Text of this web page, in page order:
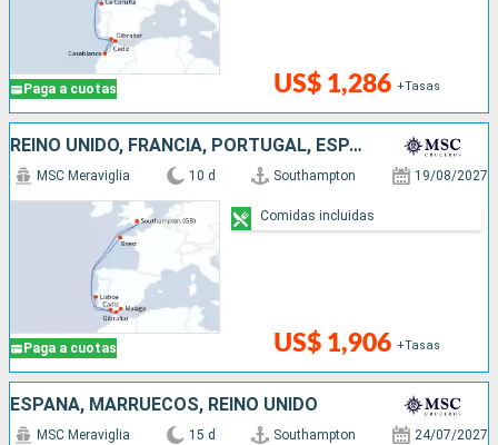
Paga a cuotas US$ 1,286 +Tasas
REINO UNIDO, FRANCIA, PORTUGAL, ESPAÑA
Paga a cuotas
MSC Meraviglia 10 d Southampton 19/08/2027
US$ 1,906 +Tasas
Comidas incluidas
ESPAÑA, MARRUECOS, REINO UNIDO
MSC Meraviglia 15 d Southampton 24/07/2027